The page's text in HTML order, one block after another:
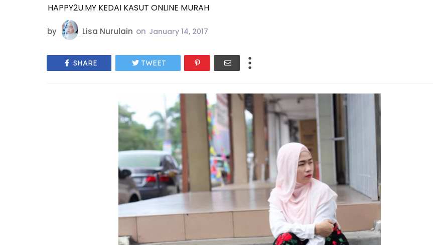
HAPPY2U.MY KEDAI KASUT ONLINE MURAH
by Lisa Nurulain on January 14, 2017
SHARE TWEET